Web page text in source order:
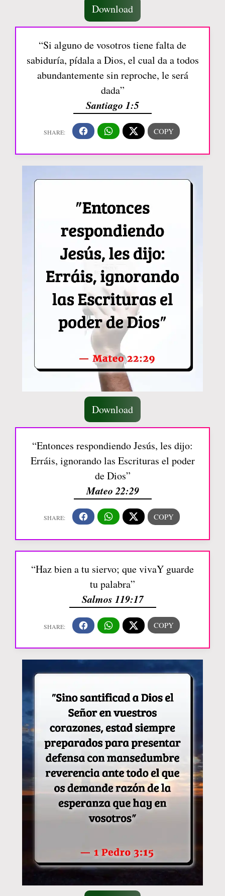
Download
“Si alguno de vosotros tiene falta de
sabiduría, pídala a Dios, el cual da a todos
abundantemente sin reproche, le será
dada”
Santiago 1:5
Download
“Entonces respondiendo Jesús, les dijo:
Erráis, ignorando las Escrituras el poder
de Dios”
Mateo 22:29
“Haz bien a tu siervo; que vivaY guarde
tu palabra”
Salmos 119:17